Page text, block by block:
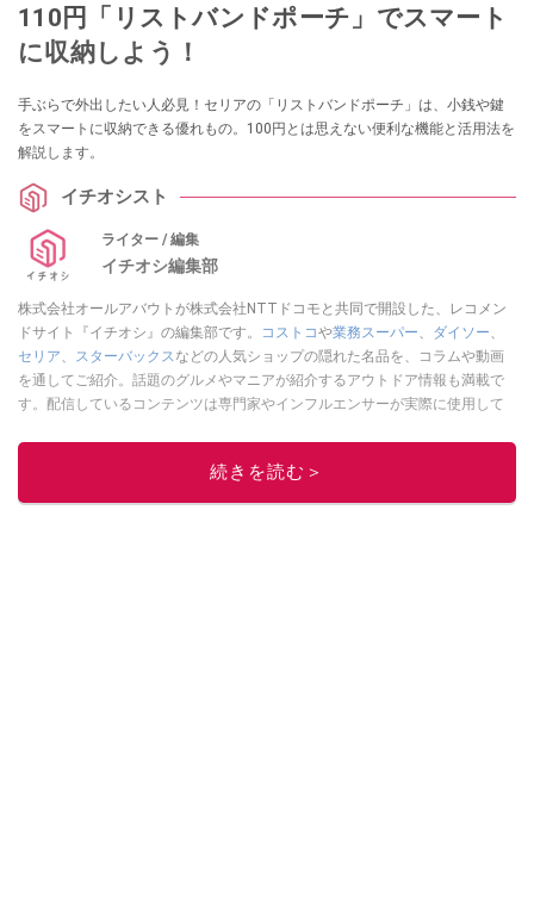
110円「リストバンドポーチ」でスマート
に収納しよう！
手ぶらで外出したい人必見！セリアの「リストバンドポーチ」は、小銭や鍵
をスマートに収納できる優れもの。100円とは思えない便利な機能と活用法を
解説します。
イチオシスト
ライター / 編集
イチオシ編集部
株式会社オールアバウトが株式会社NTTドコモと共同で開設した、レコメン
ドサイト『イチオシ』の編集部です。
コストコや業務スーパー ダイソー
セリア
スターバックス などの人気ショップの隠れた名品を、コラムや動画
を通してご紹介。話題のグルメやマニアが紹介するアウトドア情報も満載で
す。配信しているコンテンツは専門家やインフルエンサーが実際に使用して
ニュースでフォロー
続きを読む＞